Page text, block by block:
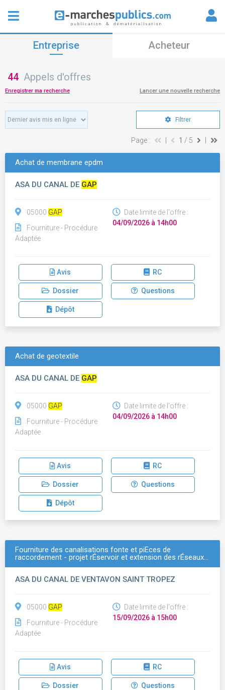
Entreprise Acheteur
44 Appels d'offres
Enregistrer ma recherche Lancer une nouvelle recherche
Filtrer
Page : 1 / 5
Achat de membrane epdm
ASA DU CANAL DE GAP
05000 GAP
Fourniture - Procédure
Adaptée
Date limite de l'offre :
04/09/2026 à 14h00
Avis RC
Dossier Questions
Dépôt
Achat de geotextile
ASA DU CANAL DE GAP
05000 GAP
Fourniture - Procédure
Adaptée
Date limite de l'offre :
04/09/2026 à 14h00
Avis RC
Dossier Questions
Dépôt
Fourniture des canalisations fonte et piÈces de
raccordement - projet rÉservoir et extension des rÉseaux…
ASA DU CANAL DE VENTAVON SAINT TROPEZ
05000 GAP
Fourniture - Procédure
Adaptée
Date limite de l'offre :
15/09/2026 à 15h00
Avis RC
Dossier Questions